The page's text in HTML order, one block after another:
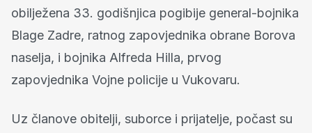
obilježena 33. godišnjica pogibije general-bojnika
Blage Zadre, ratnog zapovjednika obrane Borova
naselja, i bojnika Alfreda Hilla, prvog
zapovjednika Vojne policije u Vukovaru.
Uz članove obitelji, suborce i prijatelje, počast su